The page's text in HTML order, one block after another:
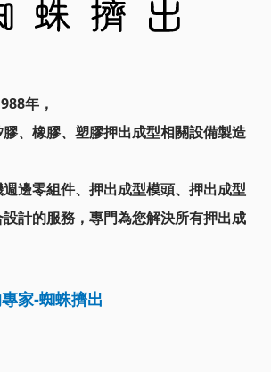
年，
、橡膠、塑膠押出成型相關設備製造
邊零組件、押出成型模頭、 押出成型
計的服務， 專門為您解決所有押出成
家-蜘蛛擠出